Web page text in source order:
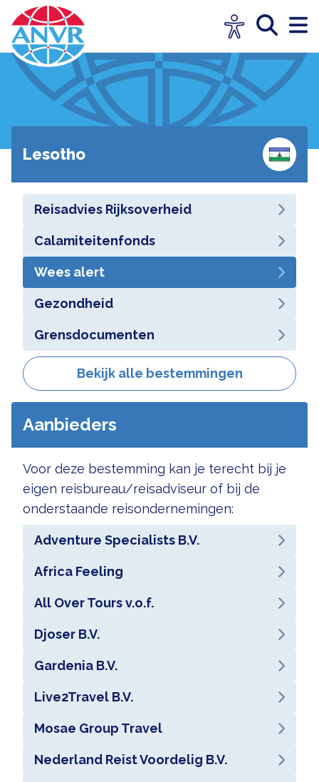
Lesotho
Reisadvies Rijksoverheid
Calamiteitenfonds
Wees alert
Gezondheid
Grensdocumenten
Bekijk alle bestemmingen
Aanbieders
Voor deze bestemming kan je terecht bij je
eigen reisbureau/reisadviseur of bij de
onderstaande reisondernemingen:
Adventure Specialists B.V.
Africa Feeling
All Over Tours v.o.f.
Djoser B.V.
Gardenia B.V.
Live2Travel B.V.
Mosae Group Travel
Nederland Reist Voordelig B.V.